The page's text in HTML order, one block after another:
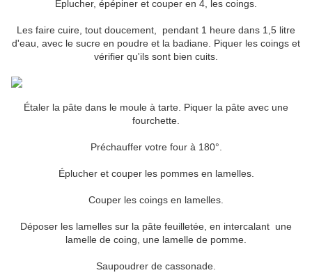
Éplucher, épépiner et couper en 4, les coings.
Les faire cuire, tout doucement, pendant 1 heure dans 1,5 litre
d'eau, avec le sucre en poudre et la badiane. Piquer les coings et
vérifier qu'ils sont bien cuits.
Étaler la pâte dans le moule à tarte. Piquer la pâte avec une
fourchette.
Préchauffer votre four à 180°.
Éplucher et couper les pommes en lamelles.
Couper les coings en lamelles.
Déposer les lamelles sur la pâte feuilletée, en intercalant une
lamelle de coing, une lamelle de pomme.
Saupoudrer de cassonade.